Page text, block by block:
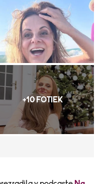
+10 FOTIEK